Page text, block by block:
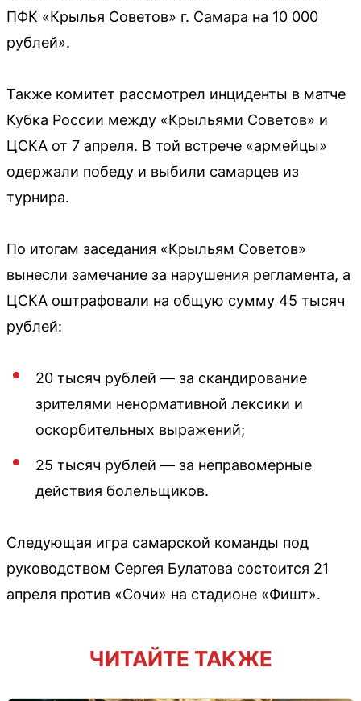
ПФК «Крылья Советов» г. Самара на 10 000
рублей».
Также комитет рассмотрел инциденты в матче
Кубка России между «Крыльями Советов» и
ЦСКА от 7 апреля. В той встрече «армейцы»
одержали победу и выбили самарцев из
турнира.
По итогам заседания «Крыльям Советов»
вынесли замечание за нарушения регламента, а
ЦСКА оштрафовали на общую сумму 45 тысяч
рублей:
20 тысяч рублей — за скандирование
зрителями ненормативной лексики и
оскорбительных выражений;
25 тысяч рублей — за неправомерные
действия болельщиков.
Следующая игра самарской команды под
руководством Сергея Булатова состоится 21
апреля против «Сочи» на стадионе «Фишт».
ЧИТАЙТЕ ТАКЖЕ